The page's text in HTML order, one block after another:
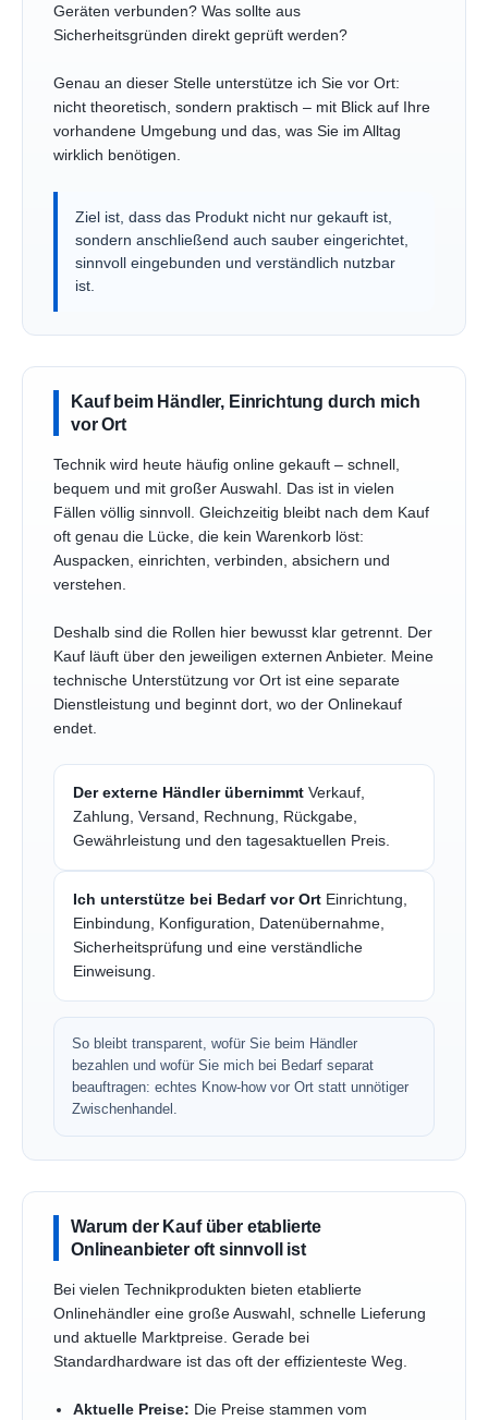
Geräten verbunden? Was sollte aus
Sicherheitsgründen direkt geprüft werden?
Genau an dieser Stelle unterstütze ich Sie vor Ort:
nicht theoretisch, sondern praktisch – mit Blick auf Ihre
vorhandene Umgebung und das, was Sie im Alltag
wirklich benötigen.
Ziel ist, dass das Produkt nicht nur gekauft ist,
sondern anschließend auch sauber eingerichtet,
sinnvoll eingebunden und verständlich nutzbar
ist.
Kauf beim Händler, Einrichtung durch mich
vor Ort
Technik wird heute häufig online gekauft – schnell,
bequem und mit großer Auswahl. Das ist in vielen
Fällen völlig sinnvoll. Gleichzeitig bleibt nach dem Kauf
oft genau die Lücke, die kein Warenkorb löst:
Auspacken, einrichten, verbinden, absichern und
verstehen.
Deshalb sind die Rollen hier bewusst klar getrennt. Der
Kauf läuft über den jeweiligen externen Anbieter. Meine
technische Unterstützung vor Ort ist eine separate
Dienstleistung und beginnt dort, wo der Onlinekauf
endet.
Der externe Händler übernimmt Verkauf,
Zahlung, Versand, Rechnung, Rückgabe,
Gewährleistung und den tagesaktuellen Preis.
Ich unterstütze bei Bedarf vor Ort Einrichtung,
Einbindung, Konfiguration, Datenübernahme,
Sicherheitsprüfung und eine verständliche
Einweisung.
So bleibt transparent, wofür Sie beim Händler
bezahlen und wofür Sie mich bei Bedarf separat
beauftragen: echtes Know-how vor Ort statt unnötiger
Zwischenhandel.
Warum der Kauf über etablierte
Onlineanbieter oft sinnvoll ist
Bei vielen Technikprodukten bieten etablierte
Onlinehändler eine große Auswahl, schnelle Lieferung
und aktuelle Marktpreise. Gerade bei
Standardhardware ist das oft der effizienteste Weg.
Aktuelle Preise: Die Preise stammen vom